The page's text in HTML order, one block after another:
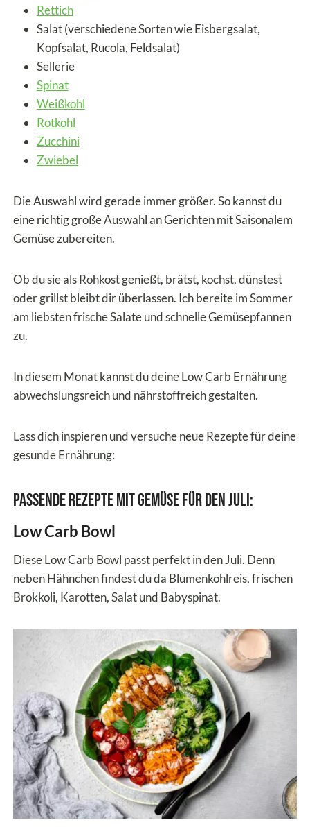
Rettich
Salat (verschiedene Sorten wie Eisbergsalat,
Kopfsalat, Rucola, Feldsalat)
Sellerie
Spinat
Weißkohl
Rotkohl
Zucchini
Zwiebel
Die Auswahl wird gerade immer größer. So kannst du
eine richtig große Auswahl an Gerichten mit Saisonalem
Gemüse zubereiten.
Ob du sie als Rohkost genießt, brätst, kochst, dünstest
oder grillst bleibt dir überlassen. Ich bereite im Sommer
am liebsten frische Salate und schnelle Gemüsepfannen
zu.
In diesem Monat kannst du deine Low Carb Ernährung
abwechslungsreich und nährstoffreich gestalten.
Lass dich inspieren und versuche neue Rezepte für deine
gesunde Ernährung:
Passende Rezepte mit Gemüse für den Juli:
Low Carb Bowl
Diese Low Carb Bowl passt perfekt in den Juli. Denn
neben Hähnchen findest du da Blumenkohlreis, frischen
Brokkoli, Karotten, Salat und Babyspinat.